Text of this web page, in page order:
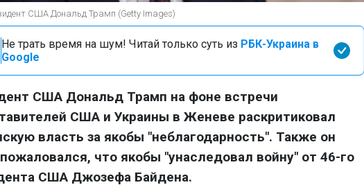
США Дональд Трамп (Getty Images)
Не трать время на шум! Читай только суть из РБК-Украина в
Google
США Дональд Трамп на фоне встречи
США и Украины в Женеве раскритиковал
власть за якобы "неблагодарность". Также он
что якобы "унаследовал войну" от 46-го
США Джозефа Байдена.